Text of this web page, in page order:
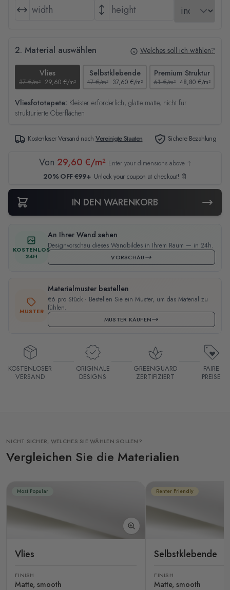
2. Material auswählen Welches soll ich wählen?
Vlies
37 €/m² 29,60 €/m²
Selbstklebende
47 €/m² 37,60 €/m²
Premium Struktur
61 €/m² 48,80 €/m²
Vliesfototapete: Kleister erforderlich, glatte matte, nicht für
strukturierte Oberflächen
Kostenloser Versand nachVereinigte Staaten Sichere Bezahlung
Von 29,60 €/m² Enter your dimensions above ↑
20% OFF €99+ Unlock your coupon at checkout! 🔖
IN DEN WARENKORB
KOSTENLOS
24H
An Ihrer Wand sehen
Designvorschau dieses Wandbildes in Ihrem Raum — in 24h.
VORSCHAU
MUSTER
Materialmuster bestellen
€6 pro Stück · Bestellen Sie ein Muster, um das Material zu
fühlen.
MUSTER KAUFEN
KOSTENLOSER
VERSAND
ORIGINALE
DESIGNS
GREENGUARD
ZERTIFIZIERT
FAIRE
PREISE
NICHT SICHER, WELCHES SIE WÄHLEN SOLLEN?
Vergleichen Sie die Materialien
Most Popular
Vlies
FINISH
Matte, smooth
Renter Friendly
Selbstklebende
FINISH
Matte, smooth